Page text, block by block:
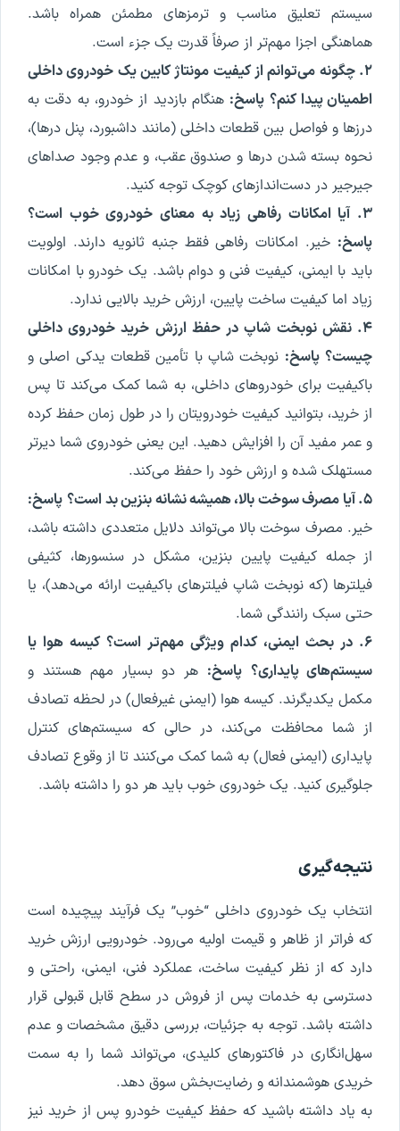
سیستم تعلیق مناسب و ترمزهای مطمئن همراه باشد.
هماهنگی اجزا مهم‌تر از صرفاً قدرت یک جزء است.
۲. چگونه می‌توانم از کیفیت مونتاژ کابین یک خودروی داخلی
اطمینان پیدا کنم؟ پاسخ: هنگام بازدید از خودرو، به دقت به
درزها و فواصل بین قطعات داخلی (مانند داشبورد، پنل درها)،
نحوه بسته شدن درها و صندوق عقب، و عدم وجود صداهای
جیرجیر در دست‌اندازهای کوچک توجه کنید.
۳. آیا امکانات رفاهی زیاد به معنای خودروی خوب است؟
پاسخ: خیر. امکانات رفاهی فقط جنبه ثانویه دارند. اولویت
باید با ایمنی، کیفیت فنی و دوام باشد. یک خودرو با امکانات
زیاد اما کیفیت ساخت پایین، ارزش خرید بالایی ندارد.
۴. نقش نوبخت شاپ در حفظ ارزش خرید خودروی داخلی
چیست؟ پاسخ: نوبخت شاپ با تأمین قطعات یدکی اصلی و
باکیفیت برای خودروهای داخلی، به شما کمک می‌کند تا پس
از خرید، بتوانید کیفیت خودرویتان را در طول زمان حفظ کرده
و عمر مفید آن را افزایش دهید. این یعنی خودروی شما دیرتر
مستهلک شده و ارزش خود را حفظ می‌کند.
۵. آیا مصرف سوخت بالا، همیشه نشانه بنزین بد است؟
پاسخ:
خیر. مصرف سوخت بالا می‌تواند دلایل متعددی داشته باشد،
از جمله کیفیت پایین بنزین، مشکل در سنسورها، کثیفی
فیلترها (که نوبخت شاپ فیلترهای باکیفیت ارائه می‌دهد)، یا
حتی سبک رانندگی شما.
۶. در بحث ایمنی، کدام ویژگی مهم‌تر است؟ کیسه هوا یا
سیستم‌های پایداری؟ پاسخ: هر دو بسیار مهم هستند و
مکمل یکدیگرند. کیسه هوا (ایمنی غیرفعال) در لحظه تصادف
از شما محافظت می‌کند، در حالی که سیستم‌های کنترل
پایداری (ایمنی فعال) به شما کمک می‌کنند تا از وقوع تصادف
جلوگیری کنید. یک خودروی خوب باید هر دو را داشته باشد.
نتیجه‌گیری
انتخاب یک خودروی داخلی “خوب” یک فرآیند پیچیده است
که فراتر از ظاهر و قیمت اولیه می‌رود. خودرویی ارزش خرید
دارد که از نظر کیفیت ساخت، عملکرد فنی، ایمنی، راحتی و
دسترسی به خدمات پس از فروش در سطح قابل قبولی قرار
داشته باشد. توجه به جزئیات، بررسی دقیق مشخصات و عدم
سهل‌انگاری در فاکتورهای کلیدی، می‌تواند شما را به سمت
خریدی هوشمندانه و رضایت‌بخش سوق دهد.
به یاد داشته باشید که حفظ کیفیت خودرو پس از خرید نیز